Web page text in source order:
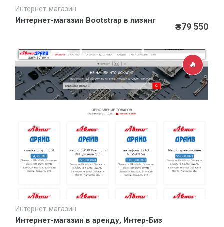
Интернет-магазин
Интернет-магазин Bootstrap в лизинг
₴79 550
Интернет-магазин
Интернет-магазин в аренду, Интер-Биз